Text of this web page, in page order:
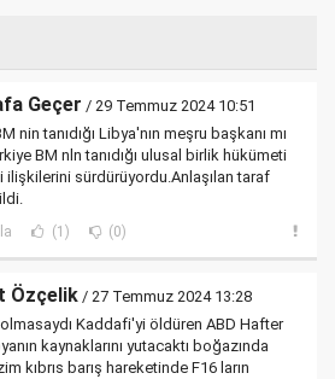
Geçer / 29 Temmuz 2024 10:51
nin tanıdığı Libya'nın meşru başkanı mı
BM nln tanıdığı ulusal birlik hükümeti
ilişkilerini sürdürüyordu.Anlaşılan taraf
(1) (0)
Özçelik / 27 Temmuz 2024 13:28
Kaddafi'yi öldüren ABD Hafter
kaynaklarını yutacaktı boğazında
kıbrıs barış hareketinde F16 ların